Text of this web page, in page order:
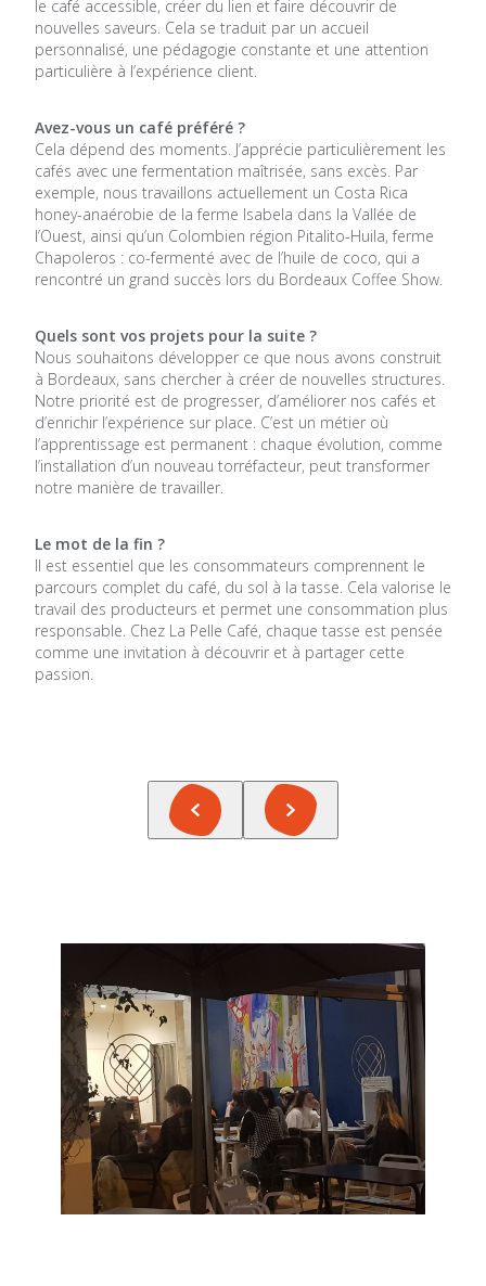
le café accessible, créer du lien et faire découvrir de
nouvelles saveurs. Cela se traduit par un accueil
personnalisé, une pédagogie constante et une attention
particulière à l’expérience client.
Avez-vous un café préféré ?
Cela dépend des moments. J’apprécie particulièrement les
cafés avec une fermentation maîtrisée, sans excès. Par
exemple, nous travaillons actuellement un Costa Rica
honey-anaérobie de la ferme Isabela dans la Vallée de
l’Ouest, ainsi qu’un Colombien région Pitalito-Huila, ferme
Chapoleros : co-fermenté avec de l’huile de coco, qui a
rencontré un grand succès lors du Bordeaux Coffee Show.
Quels sont vos projets pour la suite ?
Nous souhaitons développer ce que nous avons construit
à Bordeaux, sans chercher à créer de nouvelles structures.
Notre priorité est de progresser, d’améliorer nos cafés et
d’enrichir l’expérience sur place. C’est un métier où
l’apprentissage est permanent : chaque évolution, comme
l’installation d’un nouveau torréfacteur, peut transformer
notre manière de travailler.
Le mot de la fin ?
Il est essentiel que les consommateurs comprennent le
parcours complet du café, du sol à la tasse. Cela valorise le
travail des producteurs et permet une consommation plus
responsable. Chez La Pelle Café, chaque tasse est pensée
comme une invitation à découvrir et à partager cette
passion.